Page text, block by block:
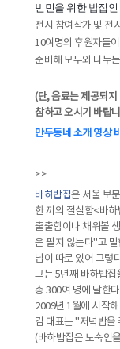
빈민을 위한 밥집
전시 참여작가 및 전
10여명의 후원자들
준비해 모두와 나누
(단, 음료는 제공되지
참하고 오시기 바랍
만두동네 소개 영상
>>
바하밥집은 서울 보
한 끼의 절실함<바
출출함이나 채워볼
은 팔지 않는다"고
님이 따로 있어 그렇
그는 5년째 바하밥집
총 300여 명에 달한
2009년 1월에 시작
김 대표는 "저녁밥을
(바하밥집은 노숙인